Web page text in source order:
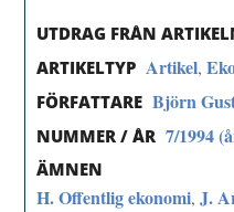
UTDRAG FRÅN
ARTIKELTYP Artikel,
FÖRFATTARE Björn
NUMMER / ÅR 7/1994
ÄMNEN
H. Offentlig ekonomi,J.